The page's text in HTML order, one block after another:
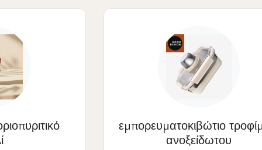
εμπορευματοκιβώτιο
ανοξείδωτου